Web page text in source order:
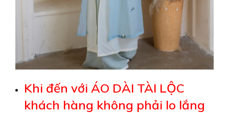
Khi đến với ÁO DÀI TÀI LỘC
khách hàng không phải lo lắng